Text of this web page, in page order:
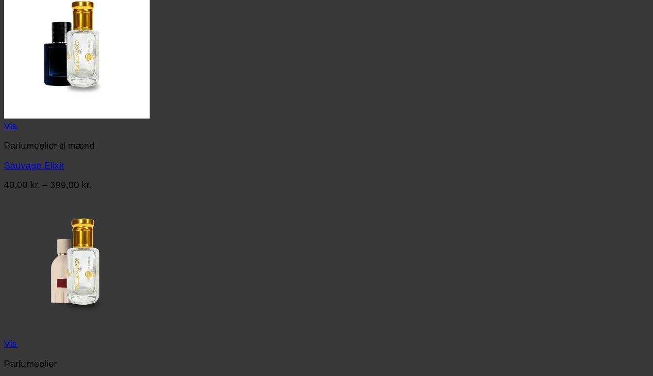
Vis
Parfumeolier til mænd
Sauvage Elixir
40,00 kr. – 399,00 kr.
399,00 kr.
Vis
Parfumeolier